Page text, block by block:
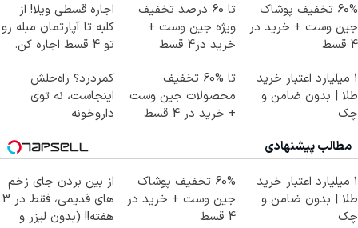
60% تخفیف پوشاک
جین وست + خرید در
4 قسط
تا 60 درصد تخفیف
ویژه جین وست +
خرید در4 قسط
اجاره‌ قسطی ویلا! از
کلبه تا آپارتمان مبله رو
تو 4 قسط اجاره کن.
۱ میلیارد اعتبار خرید
طلا | بدون ضامن و
چک
تا %60 تخفیف
محصولات جین وست
+ خرید در 4 قسط
کمردرد؟ راه‌حلش
اینجاست، نه توی
داروخونه
مطالب پیشنهادی
۱ میلیارد اعتبار خرید
طلا | بدون ضامن و
چک
60% تخفیف پوشاک
جین وست + خرید در
4 قسط
از بین بردن جای زخم
های قدیمی، فقط در 3
هفته!! (بدون لیزر و